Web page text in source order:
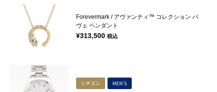
Forevermark / アヴァンティ™ コレクション パ
ヴェ ペンダント
¥313,500 税込
シチズン MEN'S